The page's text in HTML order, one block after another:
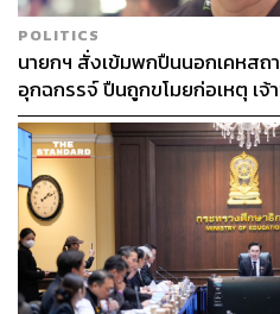
ABOUT
THE
กองบรรณาธิ
ABOUT
ศวิตา พูลเ
ช่างภาพข่า
STANDARD
POLITICS
นายกฯ สั่งเข้มพกปืนนอกเคหสถ
อุกฉกรรจ์ ปืนถูกขโมยก่อเหตุ เ